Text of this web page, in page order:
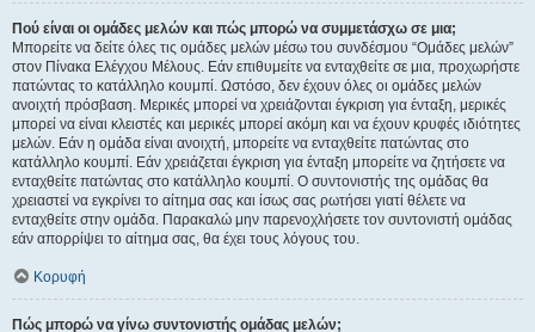
Πού είναι οι ομάδες μελών και πώς μπορώ να συμμετάσχω σε μια;
Μπορείτε να δείτε όλες τις ομάδες μελών μέσω του συνδέσμου “Ομάδες μελών”
στον Πίνακα Ελέγχου Μέλους. Εάν επιθυμείτε να ενταχθείτε σε μια, προχωρήστε
πατώντας το κατάλληλο κουμπί. Ωστόσο, δεν έχουν όλες οι ομάδες μελών
ανοιχτή πρόσβαση. Μερικές μπορεί να χρειάζονται έγκριση για ένταξη, μερικές
μπορεί να είναι κλειστές και μερικές μπορεί ακόμη και να έχουν κρυφές ιδιότητες
μελών. Εάν η ομάδα είναι ανοιχτή, μπορείτε να ενταχθείτε πατώντας στο
κατάλληλο κουμπί. Εάν χρειάζεται έγκριση για ένταξη μπορείτε να ζητήσετε να
ενταχθείτε πατώντας στο κατάλληλο κουμπί. Ο συντονιστής της ομάδας θα
χρειαστεί να εγκρίνει το αίτημα σας και ίσως σας ρωτήσει γιατί θέλετε να
ενταχθείτε στην ομάδα. Παρακαλώ μην παρενοχλήσετε τον συντονιστή ομάδας
εάν απορρίψει το αίτημα σας, θα έχει τους λόγους του.
Κορυφή
Πώς μπορώ να γίνω συντονιστής ομάδας μελών;